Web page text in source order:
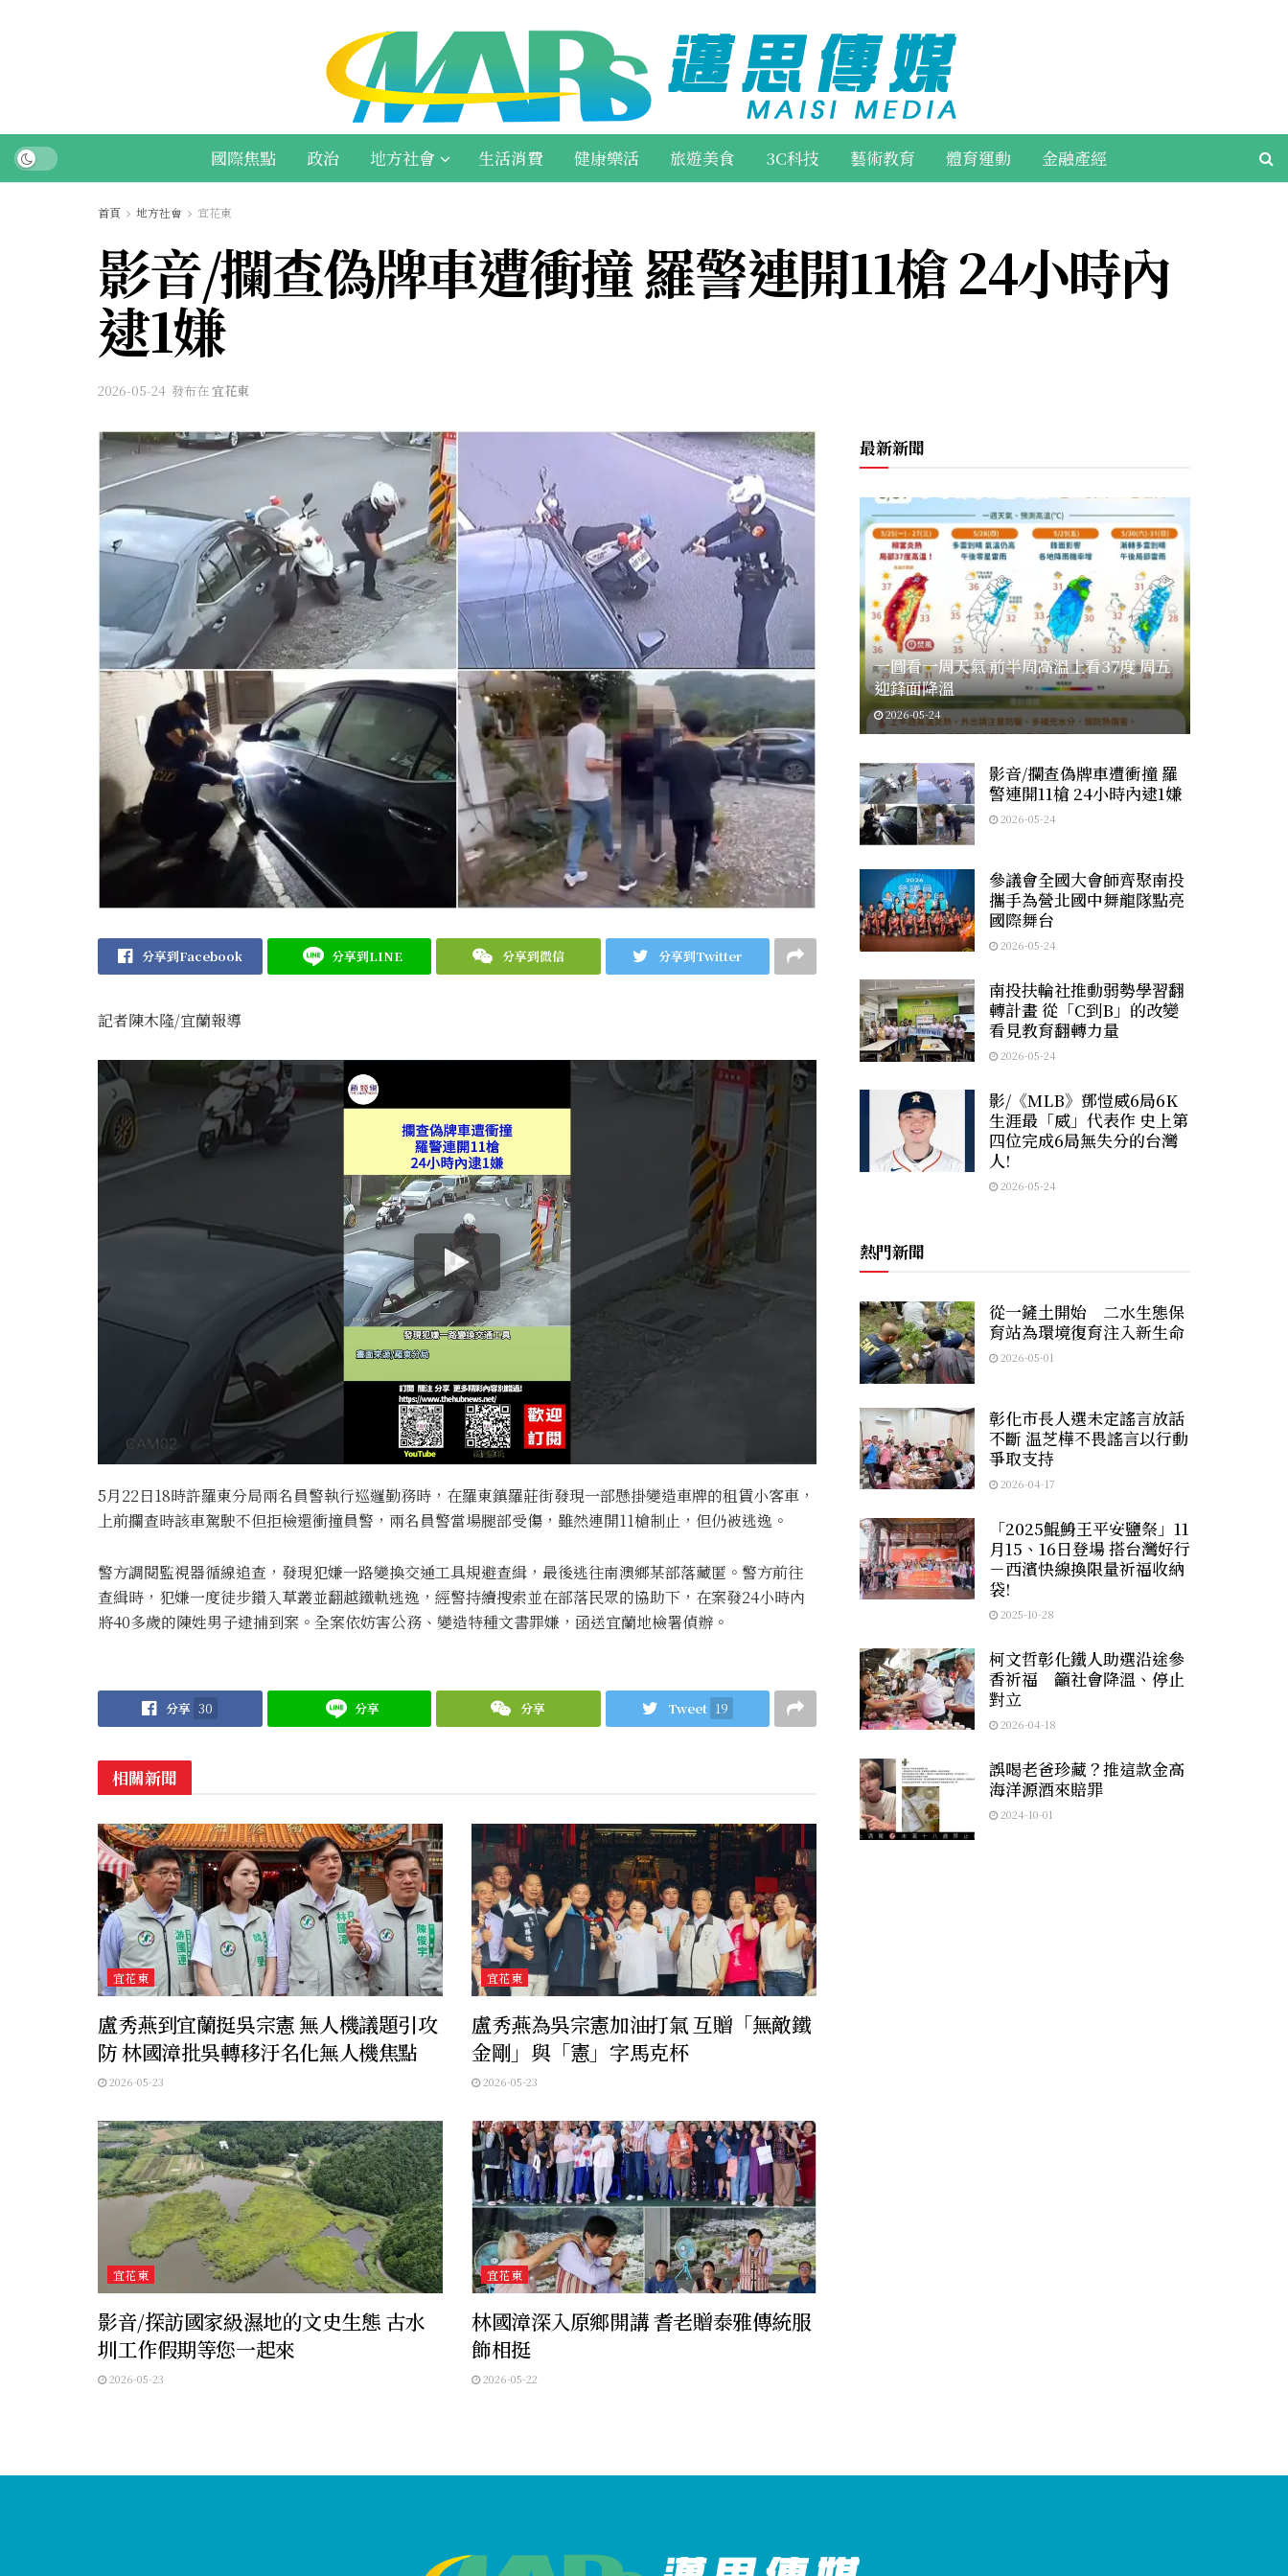
國際焦點 政治 地方社會 生活消費 健康樂活 旅遊美食 3C科技 藝術教育 體育運動 金融產經
首頁 地方社會 宜花東
影音/攔查偽牌車遭衝撞 羅警連開11槍 24小時內
逮1嫌
2026-05-24 發布在宜花東
分享到Facebook 分享到LINE 分享到微信 分享到Twitter
記者陳木隆/宜蘭報導
5月22日18時許羅東分局兩名員警執行巡邏勤務時，在羅東鎮羅莊街發現一部懸掛變造車牌的租賃小客車，
上前攔查時該車駕駛不但拒檢還衝撞員警，兩名員警當場腿部受傷，雖然連開11槍制止，但仍被逃逸。
警方調閱監視器循線追查，發現犯嫌一路變換交通工具規避查緝，最後逃往南澳鄉某部落藏匿。警方前往
查緝時，犯嫌一度徒步鑽入草叢並翻越鐵軌逃逸，經警持續搜索並在部落民眾的協助下，在案發24小時內
將40多歲的陳姓男子逮捕到案。全案依妨害公務、變造特種文書罪嫌，函送宜蘭地檢署偵辦。
分享 30 分享 分享 Tweet 19
相關新聞
宜花東
盧秀燕到宜蘭挺吳宗憲 無人機議題引攻
防 林國漳批吳轉移汙名化無人機焦點
2026-05-23
宜花東
盧秀燕為吳宗憲加油打氣 互贈「無敵鐵
金剛」與「憲」字馬克杯
2026-05-23
宜花東
影音/探訪國家級濕地的文史生態 古水
圳工作假期等您一起來
2026-05-23
宜花東
林國漳深入原鄉開講 耆老贈泰雅傳統服
飾相挺
2026-05-22
最新新聞
一圖看一周天氣 前半周高溫上看37度 周五
迎鋒面降溫
2026-05-24
影音/攔查偽牌車遭衝撞 羅
警連開11槍 24小時內逮1嫌
2026-05-24
參議會全國大會師齊聚南投
攜手為營北國中舞龍隊點亮
國際舞台
2026-05-24
南投扶輪社推動弱勢學習翻
轉計畫 從「C到B」的改變
看見教育翻轉力量
2026-05-24
影/《MLB》鄧愷威6局6K
生涯最「威」代表作 史上第
四位完成6局無失分的台灣
人!
2026-05-24
熱門新聞
從一鏟土開始 二水生態保
育站為環境復育注入新生命
2026-05-01
彰化市長人選未定謠言放話
不斷 温芝樺不畏謠言以行動
爭取支持
2026-04-17
「2025鯤鯓王平安鹽祭」11
月15、16日登場 搭台灣好行
－西濱快線換限量祈福收納
袋!
2025-10-28
柯文哲彰化鐵人助選沿途參
香祈福 籲社會降溫、停止
對立
2026-04-18
誤喝老爸珍藏？推這款金高
海洋源酒來賠罪
2024-10-01